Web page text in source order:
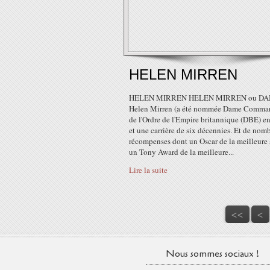
HELEN MIRREN
HELEN MIRREN HELEN MIRREN ou
Helen Mirren (a été nommée Dame
de l'Ordre de l'Empire britannique (DBE)
et une carrière de six décennies. Et de
récompenses dont un Oscar de la meilleure
un Tony Award de la meilleure...
Lire la suite
<< <
Nous sommes sociaux !